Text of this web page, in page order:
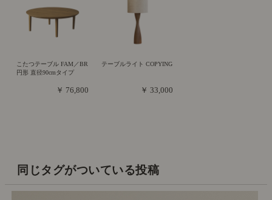
こたつテーブル FAM／BR
円形 直径90cmタイプ
￥ 76,800
テーブルライト COPYING
￥ 33,000
同じタグがついている投稿